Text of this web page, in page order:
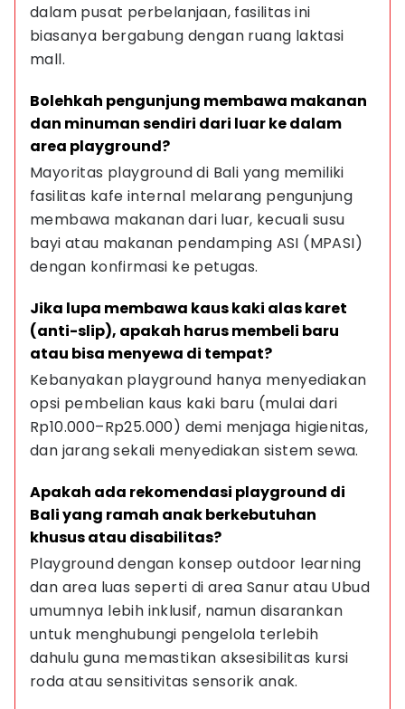
dalam pusat perbelanjaan, fasilitas ini
biasanya bergabung dengan ruang laktasi
mall.
Bolehkah pengunjung membawa makanan
dan minuman sendiri dari luar ke dalam
area playground?
Mayoritas playground di Bali yang memiliki
fasilitas kafe internal melarang pengunjung
membawa makanan dari luar, kecuali susu
bayi atau makanan pendamping ASI (MPASI)
dengan konfirmasi ke petugas.
Jika lupa membawa kaus kaki alas karet
(anti-slip), apakah harus membeli baru
atau bisa menyewa di tempat?
Kebanyakan playground hanya menyediakan
opsi pembelian kaus kaki baru (mulai dari
Rp10.000–Rp25.000) demi menjaga higienitas,
dan jarang sekali menyediakan sistem sewa.
Apakah ada rekomendasi playground di
Bali yang ramah anak berkebutuhan
khusus atau disabilitas?
Playground dengan konsep outdoor learning
dan area luas seperti di area Sanur atau Ubud
umumnya lebih inklusif, namun disarankan
untuk menghubungi pengelola terlebih
dahulu guna memastikan aksesibilitas kursi
roda atau sensitivitas sensorik anak.